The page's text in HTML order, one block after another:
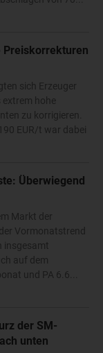
Preiskorrekturen
sich Erzeuger
extrem hohe
zu korrigieren.
EUR/t war dabei
Überwiegend
Markt der
Vormonatstrend
insgesamt
auf dem
und PA 6.6...
der SM-
unten